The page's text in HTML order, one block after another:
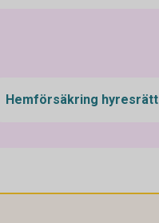
Hemförsäkring hyresrätt